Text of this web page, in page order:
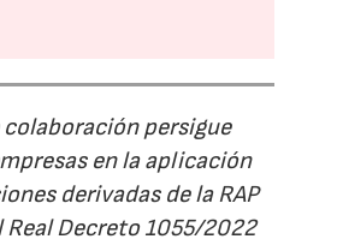
colaboración persigue
en la aplicación
derivadas de la RAP
Real Decreto 1055/2022